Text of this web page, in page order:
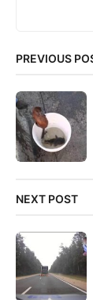
PREVIOUS
NEXT POST